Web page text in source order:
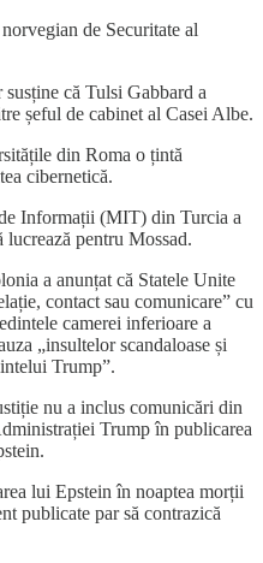
de Securitate al
susține că Tulsi Gabbard a
șeful de cabinet al Casei Albe.
din Roma o țintă
cibernetică.
Informații (MIT) din Turcia a
pentru Mossad.
a anunțat că Statele Unite
contact sau comunicare” cu
camerei inferioare a
„insultelor scandaloase și
Trump”.
nu a inclus comunicări din
Trump în publicarea
lui Epstein în noaptea morții
publicate par să contrazică